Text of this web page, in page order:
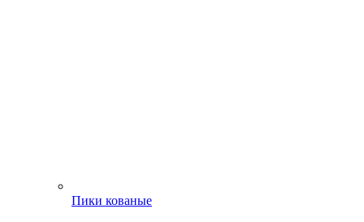
Пики кованые